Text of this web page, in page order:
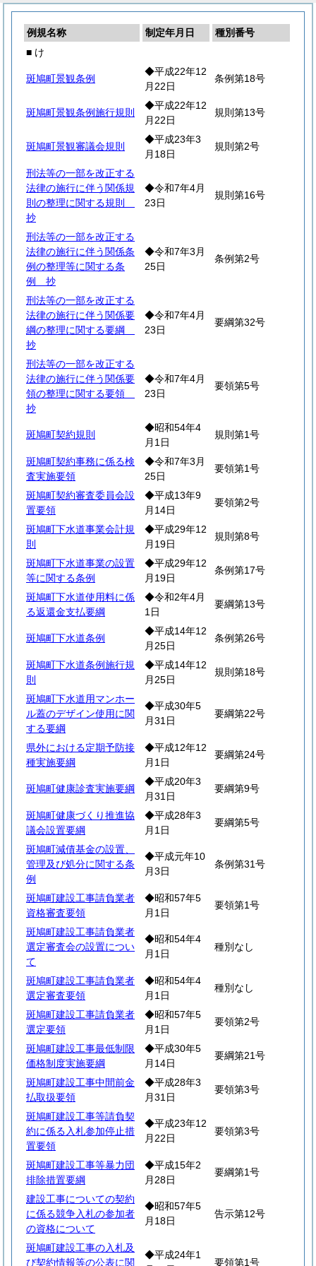
例規名称 制定年月日
種別番号
■ け
斑鳩町景観条例
◆平成22年12
月22日
条例第18号
斑鳩町景観条例施行規則
◆平成22年12
月22日
規則第13号
斑鳩町景観審議会規則
◆平成23年3
月18日
規則第2号
刑法等の一部を改正する
法律の施行に伴う関係規
則の整理に関する規則
抄
◆令和7年4月
23日
規則第16号
刑法等の一部を改正する
法律の施行に伴う関係条
例の整理等に関する条
例 抄
◆令和7年3月
25日
条例第2号
刑法等の一部を改正する
法律の施行に伴う関係要
綱の整理に関する要綱
抄
◆令和7年4月
23日
要綱第32号
刑法等の一部を改正する
法律の施行に伴う関係要
領の整理に関する要領
抄
◆令和7年4月
23日
要領第5号
斑鳩町契約規則
◆昭和54年4
月1日
規則第1号
斑鳩町契約事務に係る検
査実施要領
◆令和7年3月
25日
要領第1号
斑鳩町契約審査委員会設
置要領
◆平成13年9
月14日
要領第2号
斑鳩町下水道事業会計規
則
◆平成29年12
月19日
規則第8号
斑鳩町下水道事業の設置
等に関する条例
◆平成29年12
月19日
条例第17号
斑鳩町下水道使用料に係
る返還金支払要綱
◆令和2年4月
1日
要綱第13号
斑鳩町下水道条例
◆平成14年12
月25日
条例第26号
斑鳩町下水道条例施行規
則
◆平成14年12
月25日
規則第18号
斑鳩町下水道用マンホー
ル蓋のデザイン使用に関
する要綱
◆平成30年5
月31日
要綱第22号
県外における定期予防接
種実施要綱
◆平成12年12
月1日
要綱第24号
斑鳩町健康診査実施要綱
◆平成20年3
月31日
要綱第9号
斑鳩町健康づくり推進協
議会設置要綱
◆平成28年3
月1日
要綱第5号
斑鳩町減債基金の設置、
管理及び処分に関する条
例
◆平成元年10
月3日
条例第31号
斑鳩町建設工事請負業者
資格審査要領
◆昭和57年5
月1日
要領第1号
斑鳩町建設工事請負業者
選定審査会の設置につい
て
◆昭和54年4
月1日
種別なし
斑鳩町建設工事請負業者
選定審査要領
◆昭和54年4
月1日
種別なし
斑鳩町建設工事請負業者
選定要領
◆昭和57年5
月1日
要領第2号
斑鳩町建設工事最低制限
価格制度実施要綱
◆平成30年5
月14日
要綱第21号
斑鳩町建設工事中間前金
払取扱要領
◆平成28年3
月31日
要領第3号
斑鳩町建設工事等請負契
約に係る入札参加停止措
置要領
◆平成23年12
月22日
要領第3号
斑鳩町建設工事等暴力団
排除措置要綱
◆平成15年2
月28日
要綱第1号
建設工事についての契約
に係る競争入札の参加者
の資格について
◆昭和57年5
月18日
告示第12号
斑鳩町建設工事の入札及
び契約情報等の公表に関
◆平成24年1
要領第1号